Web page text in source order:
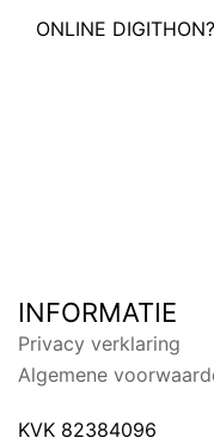
ONLINE
INFORMATIE
Privacy verklaring
Algemene
KVK 82384096